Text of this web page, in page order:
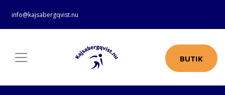
info@kajsabergqvist.nu
BUTIK